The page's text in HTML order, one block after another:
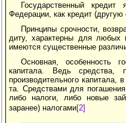
Государственный
Федерации, как кредит (другую
Принципы срочности,
диту, характерны для любых
имеются существенные
Основная, особенность
капитала. Ведь средства,
производительного
та. Средствами для
либо налоги, либо новые
заранее) налогами[2]